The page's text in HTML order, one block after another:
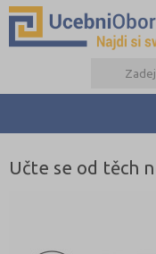
Učte se od těch